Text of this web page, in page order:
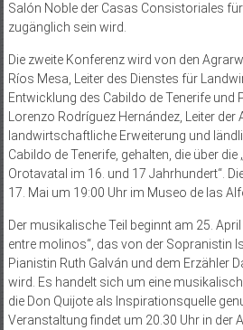
Salón Noble der Casas Consistoriales
zugänglich sein wird.
Die zweite Konferenz wird von den
Ríos Mesa, Leiter des Dienstes für
Entwicklung des Cabildo de Tenerife und
Lorenzo Rodríguez Hernández, Leiter der
landwirtschaftliche Erweiterung und
Cabildo de Tenerife, gehalten, die über
Orotavatal im 16. und 17 Jahrhundert“.
17. Mai um 19:00 Uhr im Museo de las
Der musikalische Teil beginnt am 25.
entre molinos“, das von der Sopranistin
Pianistin Ruth Galván und dem Erzähler
wird. Es handelt sich um eine
die Don Quijote als Inspirationsquelle
Veranstaltung findet um 20.30 Uhr in der